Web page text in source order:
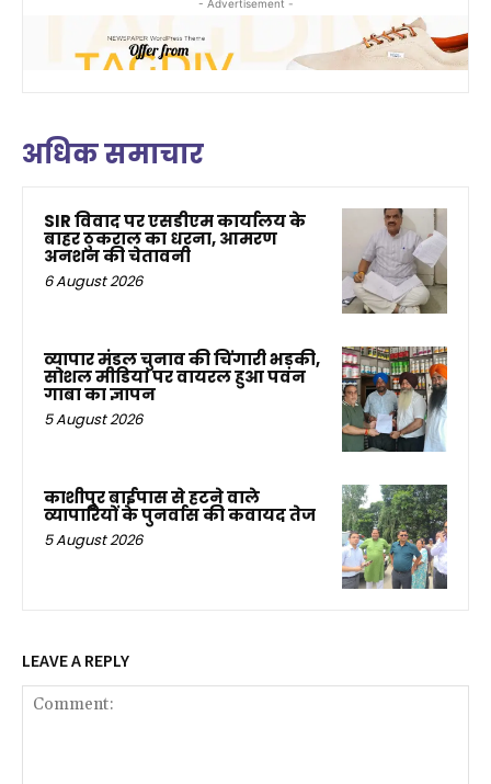
- Advertisement -
अधिक समाचार
SIR विवाद पर एसडीएम कार्यालय के
बाहर ठुकराल का धरना, आमरण
अनशन की चेतावनी
6 August 2026
व्यापार मंडल चुनाव की चिंगारी भड़की,
सोशल मीडिया पर वायरल हुआ पवन
गाबा का ज्ञापन
5 August 2026
काशीपुर बाईपास से हटने वाले
व्यापारियों के पुनर्वास की कवायद तेज
5 August 2026
LEAVE A REPLY